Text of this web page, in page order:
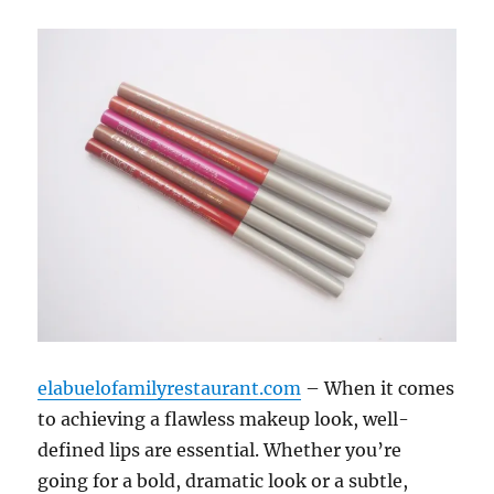
elabuelofamilyrestaurant.com – When it comes
to achieving a flawless makeup look, well-
defined lips are essential. Whether you’re
going for a bold, dramatic look or a subtle,